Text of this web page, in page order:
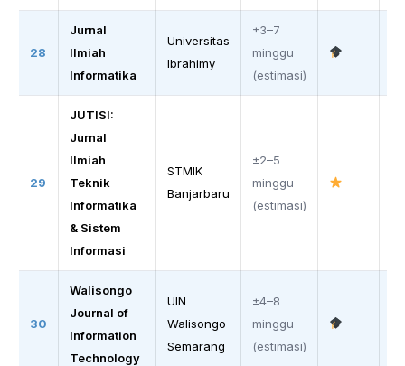
28
Jurnal
Ilmiah
Informatika
Universitas
Ibrahimy
±3–7
minggu
(estimasi)
29
JUTISI:
Jurnal
Ilmiah
Teknik
Informatika
& Sistem
Informasi
STMIK
Banjarbaru
±2–5
minggu
(estimasi)
30
Walisongo
Journal of
Information
Technology
UIN
Walisongo
Semarang
±4–8
minggu
(estimasi)